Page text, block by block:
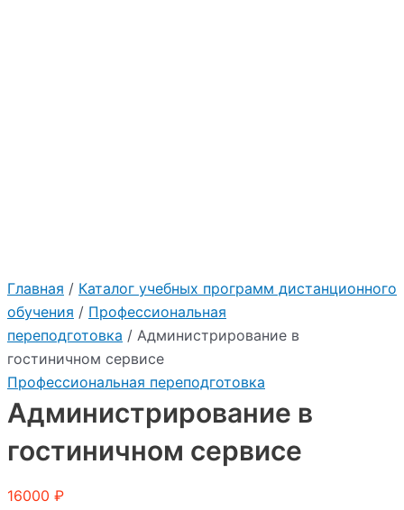
Главная / Каталог учебных программ дистанционного
обучения / Профессиональная
переподготовка / Администрирование в
гостиничном сервисе
Профессиональная переподготовка
Администрирование в
гостиничном сервисе
16000 ₽